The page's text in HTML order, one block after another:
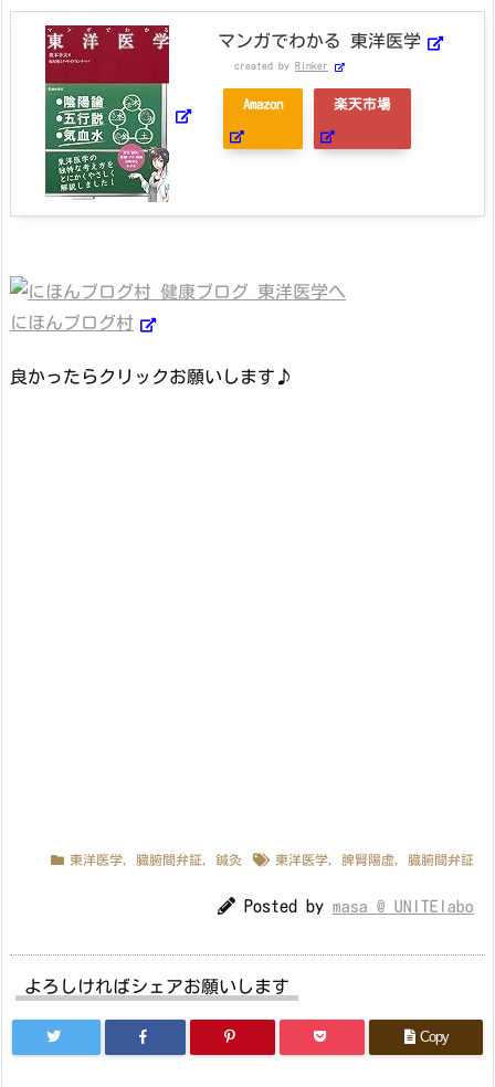
マンガでわかる 東洋医学
created by Rinker
Amazon 楽天市場
にほんブログ村
良かったらクリックお願いします♪
東洋医学 臓腑間弁証 鍼灸 東洋医学 脾腎陽虚 臓腑間弁証
Posted by masa @ UNITElabo
よろしければシェアお願いします
Copy